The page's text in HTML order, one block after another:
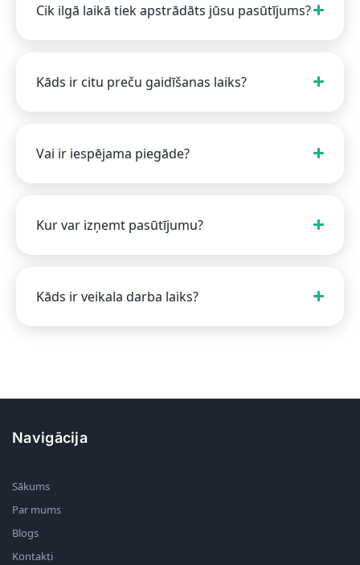
Cik ilgā laikā tiek apstrādāts jūsu pasūtījums?
Kāds ir citu preču gaidīšanas laiks?
Vai ir iespējama piegāde?
Kur var izņemt pasūtījumu?
Kāds ir veikala darba laiks?
Navigācija
Sākums
Par mums
Blogs
Kontakti